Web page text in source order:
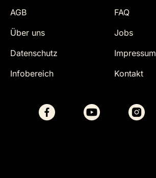
AGB
FAQ
Über uns
Jobs
Datenschutz
Impressum
Infobereich
Kontakt